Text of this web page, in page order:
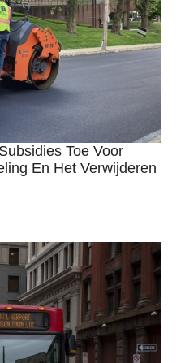
Toe Voor
En Het Verwijderen